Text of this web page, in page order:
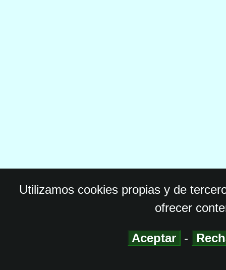
Utilizamos cookies propias y de
ofrecer
Aceptar -